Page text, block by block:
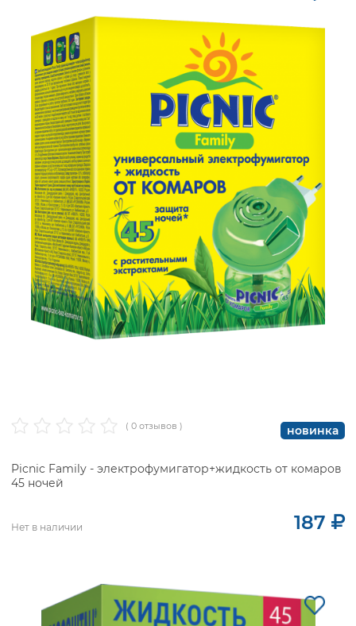
( 0 отзывов ) новинка
Picnic Family - электрофумигатор+жидкость от комаров
45 ночей
Нет в наличии 187